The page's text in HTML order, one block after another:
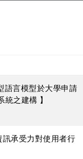
語言模型於大學申請
統之建構 】
承受力對使用者行